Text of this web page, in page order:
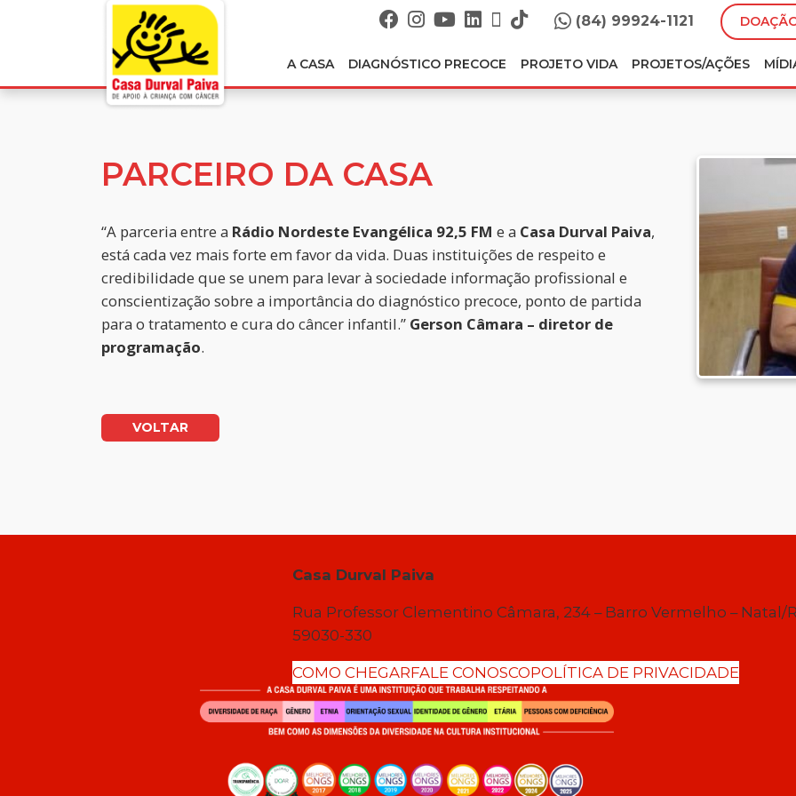
(84) 99924-1121
A CASA DIAGNÓSTICO PRECOCE PROJETO VIDA PROJETOS/AÇÕES
PARCEIRO DA CASA
“A parceria entre a Rádio Nordeste Evangélica 92,5 FM e a Casa Durval Paiva,
está cada vez mais forte em favor da vida. Duas instituições de respeito e
credibilidade que se unem para levar à sociedade informação profissional e
conscientização sobre a importância do diagnóstico precoce, ponto de partida
para o tratamento e cura do câncer infantil.” Gerson Câmara – diretor de
programação.
VOLTAR
Casa Durval Paiva
Rua Professor Clementino Câmara, 234 – Barro Vermelho – Natal/
59030-330
COMO CHEGARFALE CONOSCOPOLÍTICA DE PRIVACIDADE